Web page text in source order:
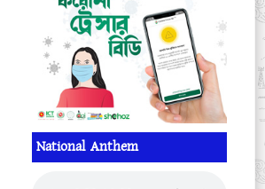
National Anthem